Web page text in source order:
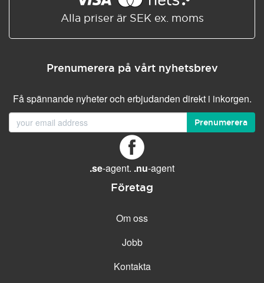
Alla priser är SEK ex. moms
Prenumerera på vårt nyhetsbrev
Få spännande nyheter och erbjudanden direkt i inkorgen.
Prenumerera
.se-agent. .nu-agent
Företag
Om oss
Jobb
Kontakta